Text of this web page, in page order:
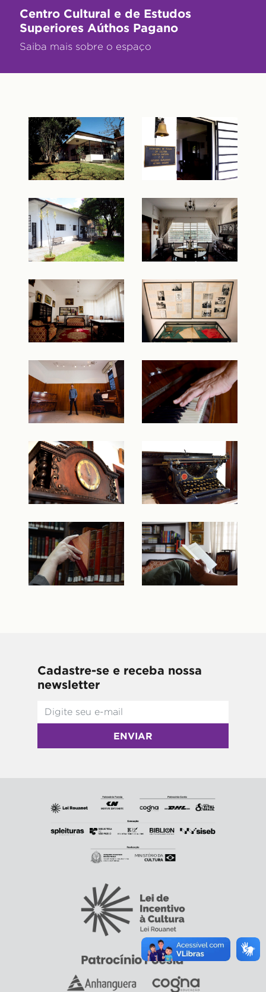
Centro Cultural e de Estudos
Superiores Aúthos Pagano
Saiba mais sobre o espaço
Cadastre-se e receba nossa
newsletter
ENVIAR